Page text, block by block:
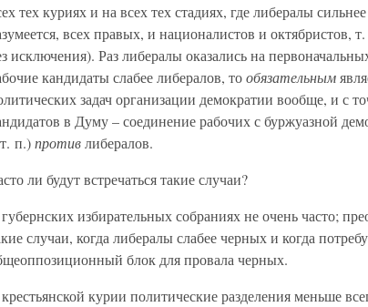
тех куриях и на всех тех стадиях, где либералы
всех правых, и националистов и октябристов,
исключения). Раз либералы оказались на
кандидаты слабее либералов, тообязательным
задач организации демократии вообще, и с
в Думу – соединение рабочих с буржуазной
п.)противлибералов.
ли будут встречаться такие случаи?
избирательных собраниях не очень часто;
случаи, когда либералы слабее черных и когда
блок для провала черных.
курии политические разделения меньше